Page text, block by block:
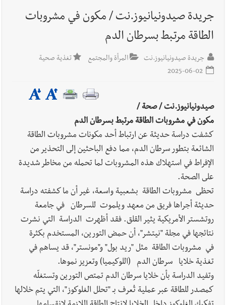
أخبار لبنان
بالصور : كيماويات معملَي الجية والزوق للكهرباء: إلى
مرج بسري در
أخبار لبنان الظروف تدفع إلى الحرب لا التفاوض
أخبار لبنان
الإثنين 10-8-2026: إضراب في القطاع العام ؟ | هل يقاطع لبنان
جولة المفاوضات الثامنة؟ | موفد أميركي مهمّ إلى بيروت ؟ |
إسرائيل توسّع حربها على لبنان بالحرائق والتفجيرات؟
العالم العربي إسرائيل أمام ضغوط أميركية لإنهاء القتال على
الجبهات الثلاث
أخبار صيدا
بالصور: بهية الحريري تستقبل وفدا من إتحاد عمال
جريدة صيدونيانيوز.نت / مكون في مشروبات
الطاقة مرتبط بسرطان الدم
جريدة صيدونيانيوز.نت المرأة والمجتمع
تغذية صحية
2025-06-02
صيدونيانيوز.نت / صحة /
مكون في مشروبات الطاقة مرتبط بسرطان الدم
كشفت دراسة حديثة عن ارتباط أحد مكونات مشروبات الطاقة
الشائعة بتطور سرطان الدم، مما دفع الباحثين إلى التحذير من
الإفراط في استهلاك هذه المشروبات لما تحمله من مخاطر شديدة
على الصحة.
تحظى مشروبات الطاقة بشعبية واسعة، غير أن ما كشفته دراسة
حديثة أجراها فريق من معهد ويلموت للسرطان في جامعة
روتشستر الأمريكية يثير القلق. فقد أظهرت الدراسة التي نشرت
نتائجها في مجلة "نيتشر"، أن حمض التورين، المستخدم بكثرة
في مشروبات الطاقة مثل "ريد بول" و"مونستر"، قد يساهم في
تغذية خلايا سرطان الدم (اللوكيميا) وتعزيز نموها.
وتفيد الدراسة بأن خلايا سرطان الدم تمتص التورين وتستغلّه
كمصدر للطاقة عبر عملية تُعرف بـ "تحلل الغلوكوز"، التي يتم خلالها